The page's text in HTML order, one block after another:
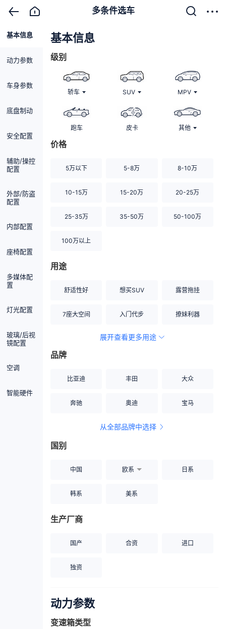
多条件选车
基本信息
动力参数
车身参数
底盘制动
安全配置
辅助/操控
配置
外部/防盗
配置
内部配置
座椅配置
多媒体配
置
灯光配置
玻璃/后视
镜配置
空调
智能硬件
基本信息
级别
轿车 SUV MPV
跑车 皮卡 其他
价格
5万以下 5-8万 8-10万
10-15万 15-20万 20-25万
25-35万 35-50万 50-100万
100万以上
用途
舒适性好 想买SUV 露营拖挂
7座大空间 入门代步 撩妹利器
空间宽敞
展开查看更多用途
品牌
比亚迪 丰田 大众
奔驰 奥迪 宝马
从全部品牌中选择
国别
中国 欧系 日系
韩系 美系
生产厂商
国产 合资 进口
独资
动力参数
变速箱类型